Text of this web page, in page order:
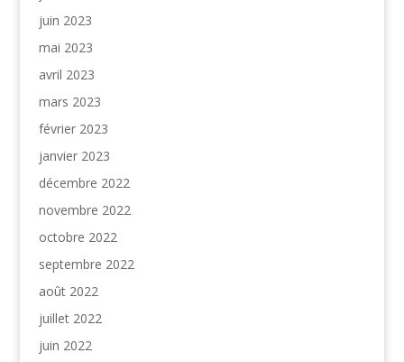
juin 2023
mai 2023
avril 2023
mars 2023
février 2023
janvier 2023
décembre 2022
novembre 2022
octobre 2022
septembre 2022
août 2022
juillet 2022
juin 2022